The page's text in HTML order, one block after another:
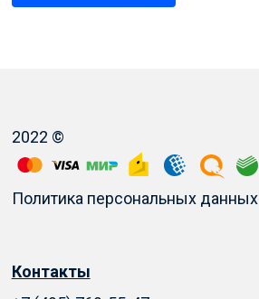
2022 ©
Политика персональных данных
Контакты